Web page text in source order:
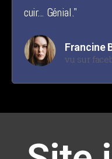
cuir... Génial."
Francine
vu sur